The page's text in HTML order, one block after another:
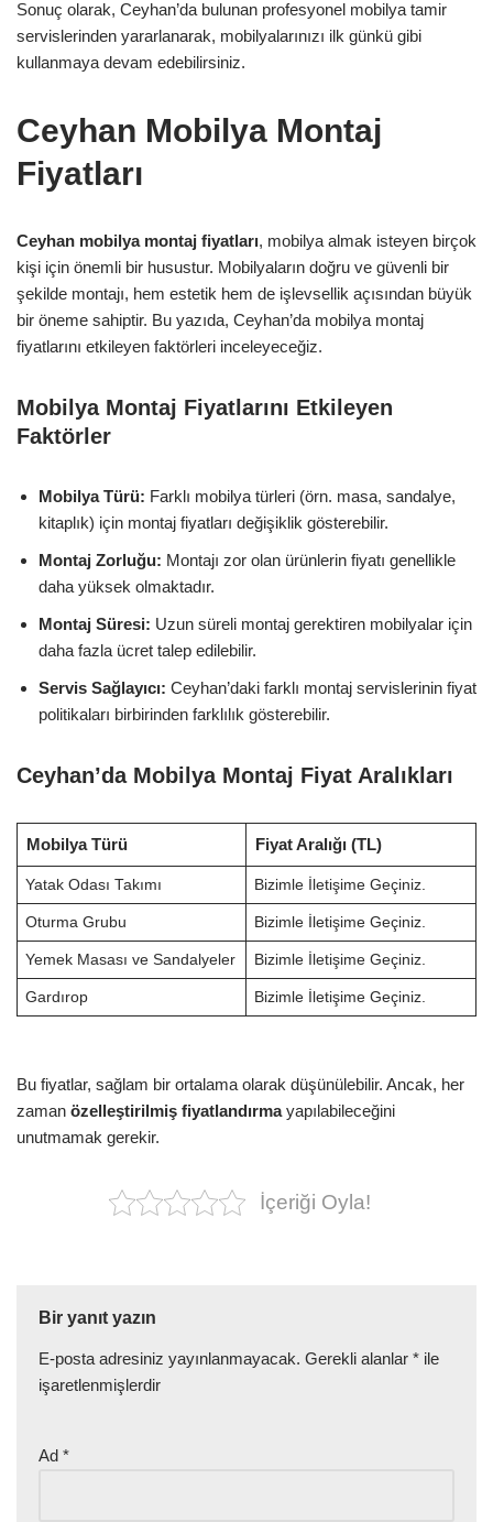
Sonuç olarak, Ceyhan’da bulunan profesyonel mobilya tamir
servislerinden yararlanarak, mobilyalarınızı ilk günkü gibi
kullanmaya devam edebilirsiniz.
Ceyhan Mobilya Montaj
Fiyatları
Ceyhan mobilya montaj fiyatları, mobilya almak isteyen birçok
kişi için önemli bir husustur. Mobilyaların doğru ve güvenli bir
şekilde montajı, hem estetik hem de işlevsellik açısından büyük
bir öneme sahiptir. Bu yazıda, Ceyhan’da mobilya montaj
fiyatlarını etkileyen faktörleri inceleyeceğiz.
Mobilya Montaj Fiyatlarını Etkileyen
Faktörler
Mobilya Türü: Farklı mobilya türleri (örn. masa, sandalye,
kitaplık) için montaj fiyatları değişiklik gösterebilir.
Montaj Zorluğu: Montajı zor olan ürünlerin fiyatı genellikle
daha yüksek olmaktadır.
Montaj Süresi: Uzun süreli montaj gerektiren mobilyalar için
daha fazla ücret talep edilebilir.
Servis Sağlayıcı: Ceyhan’daki farklı montaj servislerinin fiyat
politikaları birbirinden farklılık gösterebilir.
Ceyhan’da Mobilya Montaj Fiyat Aralıkları
Mobilya Türü Fiyat Aralığı (TL)
Yatak Odası Takımı Bizimle İletişime Geçiniz.
Oturma Grubu Bizimle İletişime Geçiniz.
Yemek Masası ve Sandalyeler Bizimle İletişime Geçiniz.
Gardırop Bizimle İletişime Geçiniz.
Bu fiyatlar, sağlam bir ortalama olarak düşünülebilir. Ancak, her
zaman özelleştirilmiş fiyatlandırmayapılabileceğini
unutmamak gerekir.
İçeriği Oyla!
Bir yanıt yazın
E-posta adresiniz yayınlanmayacak. Gerekli alanlar * ile
işaretlenmişlerdir
Ad *